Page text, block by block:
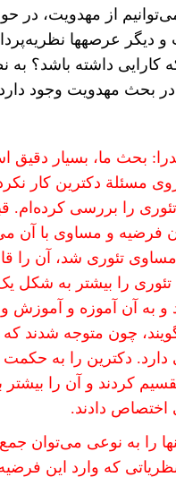
از مهدویت، در
دیگر عرصهها
کارایی داشته باشد؟
در بحث مهدویت وجود
بحث ما، بسیار دقیق
مسئلة دکترین کار
را بررسی کرده‌ام.
فرضیه و مساوی با آن
مساوی تئوری شد، آن را
تئوری را بیشتر به
و به آن آموزه و آموزش
چون متوجه شدند که
دارد. دکترین را به
کردند و آن را بیشتر
اختصاص دادند.
اینها را به نوعی می‌توان
که وارد این